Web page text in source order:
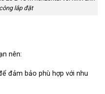
lắp đặt
nên:
đảm bảo phù hợp với nhu